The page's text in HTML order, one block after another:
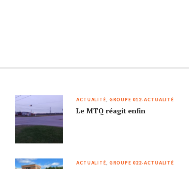
ACTUALITÉ GROUPE 012-ACTUALITÉ
Le MTQ réagit enfin
ACTUALITÉ GROUPE 022-ACTUALITÉ